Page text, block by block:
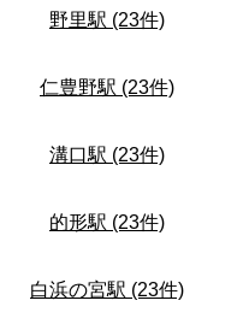
野里駅 (23件)
仁豊野駅 (23件)
溝口駅 (23件)
的形駅 (23件)
白浜の宮駅 (23件)